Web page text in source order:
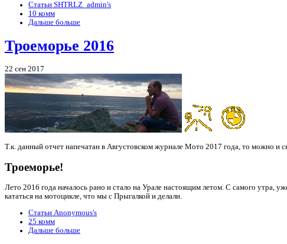
Статьи SHTRLZ_admin's
10 комм
Дальше больше
Троеморье 2016
22 сен 2017
Т.к. данный отчет напечатан в Августовском журнале Мото 2017 года, то можно и
Троеморье!
Лето 2016 года началось рано и стало на Урале настоящим летом. С самого утра,
кататься на мотоцикле, что мы с Прыгалкой и делали.
Статьи Anonymous's
25 комм
Дальше больше